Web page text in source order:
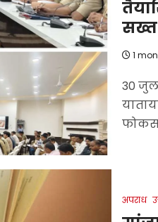
सख्त
1
30
अपराध